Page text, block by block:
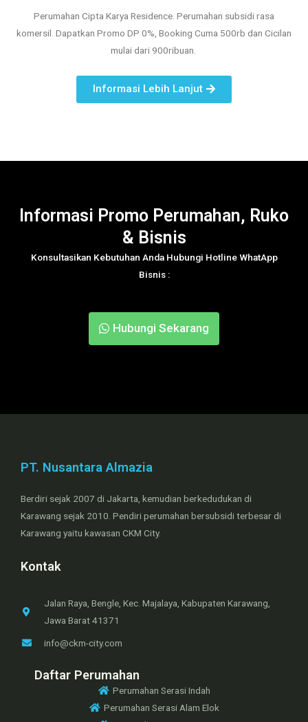
Perumahan Cipta Karya Residence. Perumahan subsidi rasa
komersil. Dapatkan Promo DP 0%, Booking Cuma 500rb dan Cicilan
mulai dari 900ribuan.
Informasi Lebih Lanjut
Informasi Promo Perumahan, Ruko
& Bisnis
Konsultasikan Kebutuhan Anda Hubungi Hotline WhatApp
Bisnis :
Hubungi Sekarang
PT. Nusantara Almazia
Berdiri sejak 2007 di Jakarta, kemudian berkedudukan di
Karawang sejak 2010. Pendiri perumahan bersubsidi terbesar di
Karawang yaitu kawasan CKM City.
Kontak
Jalan Raya, Bengle, Kec. Majalaya, Kabupaten Karawang,
Jawa Barat 41371
info@ckm-city.com
Daftar Perumahan
Perumahan Serasi Indah
Perumahan Serasi Alam Elok